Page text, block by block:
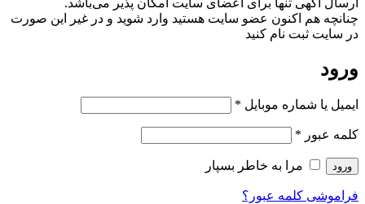
ارسال آگهی تنها برای اعضای سایت امکان پذیر می‌باشد.
چنانچه هم‌ اکنون عضو سایت هستید وارد شوید و در غیر این صورت
در سایت ثبت نام کنید
ورود
ایمیل یا شماره موبایل *
کلمه عبور *
ورود مرا به خاطر بسپار
فراموشی کلمه عبور؟